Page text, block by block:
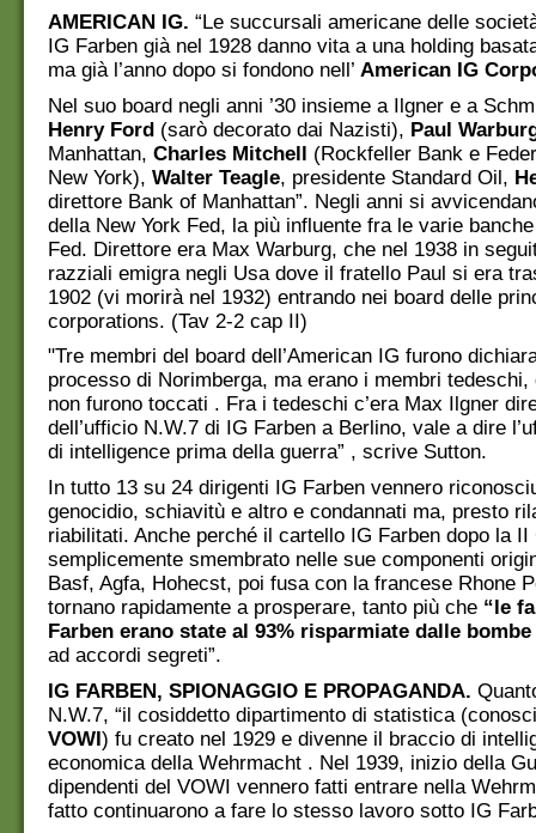
AMERICAN IG. “Le succursali americane delle
IG Farben già nel 1928 danno vita a una holding
ma già l’anno dopo si fondono nell’ American IG
Nel suo board negli anni ’30 insieme a Ilgner e a
Henry Ford (sarò decorato dai Nazisti), Paul
Manhattan, Charles Mitchell (Rockfeller Bank e
New York), Walter Teagle, presidente Standard Oil,
direttore Bank of Manhattan”. Negli anni si
della New York Fed, la più influente fra le varie
Fed. Direttore era Max Warburg, che nel 1938 in
razziali emigra negli Usa dove il fratello Paul si era
1902 (vi morirà nel 1932) entrando nei board delle
corporations. (Tav 2-2 cap II)
"Tre membri del board dell’American IG furono
processo di Norimberga, ma erano i membri tedeschi,
non furono toccati . Fra i tedeschi c’era Max Ilgner
dell’ufficio N.W.7 di IG Farben a Berlino, vale a dire
di intelligence prima della guerra” , scrive Sutton.
In tutto 13 su 24 dirigenti IG Farben vennero
genocidio, schiavitù e altro e condannati ma, presto
riabilitati. Anche perché il cartello IG Farben dopo la II
semplicemente smembrato nelle sue componenti
Basf, Agfa, Hohecst, poi fusa con la francese Rhone
tornano rapidamente a prosperare, tanto più che “le
Farben erano state al 93% risparmiate dalle
ad accordi segreti”.
IG FARBEN, SPIONAGGIO E PROPAGANDA.
N.W.7, “il cosiddetto dipartimento di statistica
VOWI) fu creato nel 1929 e divenne il braccio di
economica della Wehrmacht . Nel 1939, inizio della
dipendenti del VOWI vennero fatti entrare nella
fatto continuarono a fare lo stesso lavoro sotto IG